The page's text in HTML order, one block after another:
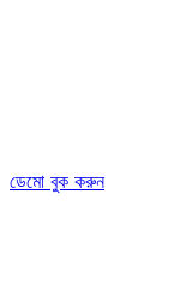
ডেমো বুক করুন